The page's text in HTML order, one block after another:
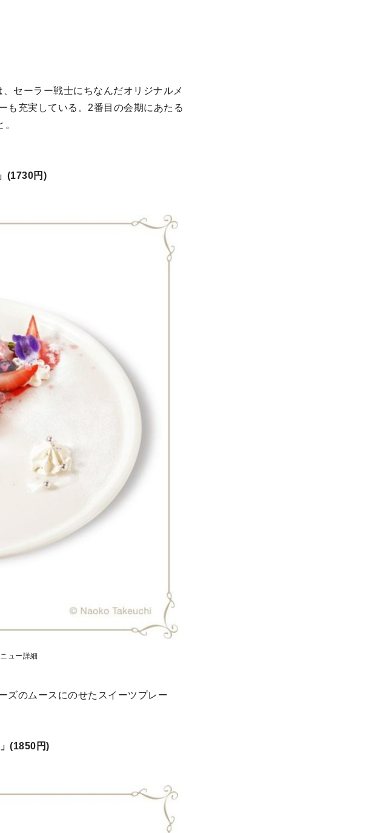
セーラー戦士にちなんだオリジナルメ
も充実している。2番目の会期にあたる
(1730円)
ュー詳細
ズのムースにのせたスイーツプレー
(1850円)